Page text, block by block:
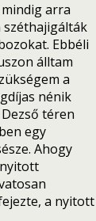
arra
széthajigálták
Ebbéli
álltam
a
nénik
téren
egy
Ahogy
a nyitott